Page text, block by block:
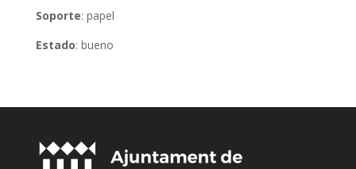
Soporte: papel
Estado: bueno